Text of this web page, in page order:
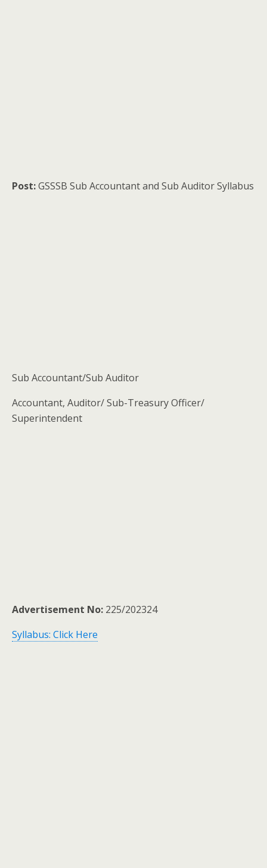
Post:GSSSB Sub Accountant and Sub Auditor Syllabus
Sub Accountant/Sub Auditor
Accountant, Auditor/ Sub-Treasury Officer/
Superintendent
Advertisement No: 225/202324
Syllabus: Click Here